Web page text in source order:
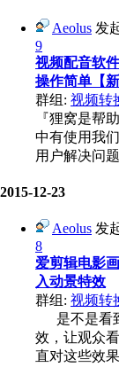
Aeolus 发
9
视频配音软
操作简单【新
群组: 视频转
『狸窝是帮
中有使用我
用户解决问
2015-12-23
Aeolus 发
8
爱剪辑电影
入动景特效
群组: 视频转
是不是看
效，让观众
直对这些效